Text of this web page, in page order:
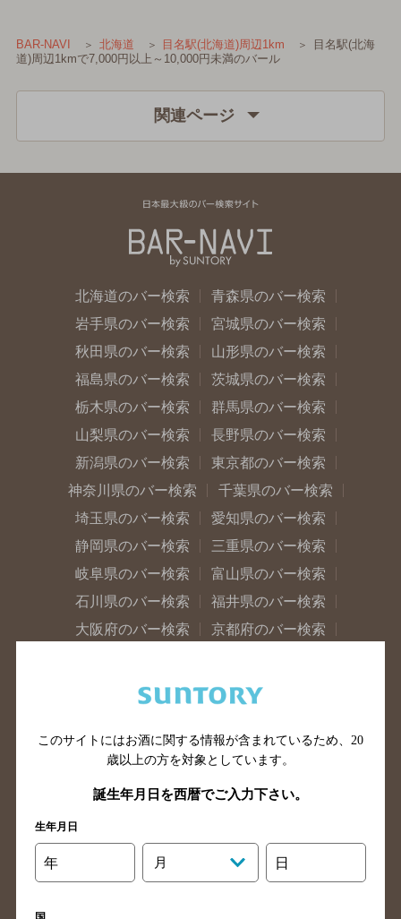
BAR-NAVI 北海道 目名駅(北海道)周辺1km
目名駅(北海
道)周辺1kmで7,000円以上～10,000円未満のバール
関連ページ
北海道のバー検索
青森県のバー検索
岩手県のバー検索
宮城県のバー検索
秋田県のバー検索
山形県のバー検索
福島県のバー検索
茨城県のバー検索
栃木県のバー検索
群馬県のバー検索
山梨県のバー検索
長野県のバー検索
新潟県のバー検索
東京都のバー検索
神奈川県のバー検索
千葉県のバー検索
埼玉県のバー検索
愛知県のバー検索
静岡県のバー検索
三重県のバー検索
岐阜県のバー検索
富山県のバー検索
石川県のバー検索
福井県のバー検索
大阪府のバー検索
京都府のバー検索
滋賀県のバー検索
和歌山県のバー検索
山口県のバー検索
鳥取県のバー検索
島根県のバー検索
徳島県のバー検索
香川県のバー検索
愛媛県のバー検索
高知県のバー検索
長崎県のバー検索
佐賀県のバー検索
大分県のバー検索
熊本県のバー検索
このサイトにはお酒に関する情報が含まれているため、 20
歳以上の方を対象としています。
誕生年月日を西暦でご入力下さい。
生年月日
年 月 日